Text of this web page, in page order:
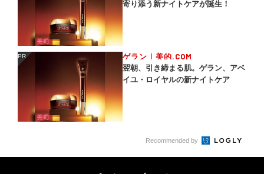
寄り添う新ナイトケアが誕生！
PR ゲラン｜美的.COM
翌朝、引き締まる肌。ゲラン、アベ
イユ・ロイヤルの新ナイトケア
Recommended by